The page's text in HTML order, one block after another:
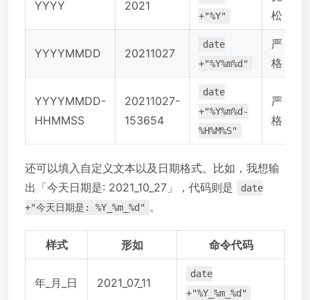
YYYY 2021
+"%Y"
松
YYYYMMDD 20211027
date
+"%Y%m%d"
严
格
YYYYMMDD-
HHMMSS
20211027-
153654
date
+"%Y%m%d-
%H%M%S"
严
格
还可以填入自定义文本以及日期格式。比如，我想输
出「今天日期是: 2021_10_27」，代码则是
date
+"今天日期是: %Y_%m_%d" 。
样式 形如 命令代码
年_月_日 2021_07_11
date
+"%Y_%m_%d"